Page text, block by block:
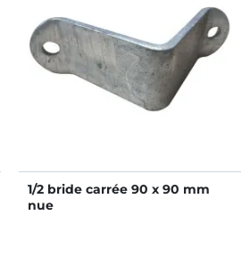
1/2 bride carrée 90 x 90 mm
nue